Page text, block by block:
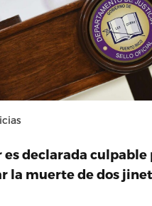
es declarada culpable
la muerte de dos